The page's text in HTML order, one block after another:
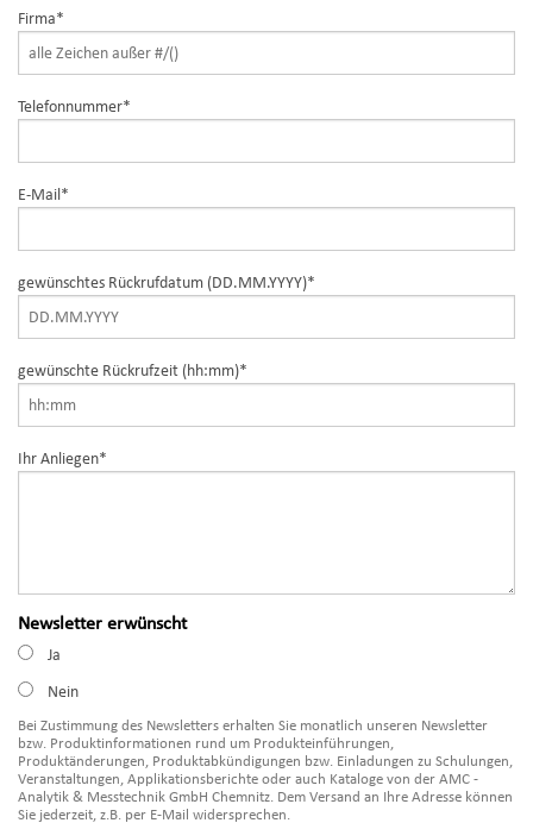
Pflichtfeld
Firma*
Pflichtfeld
Telefonnummer*
Pflichtfeld
E-Mail *
Pflichtfeld
gewünschtes Rückrufdatum (DD.MM.YYYY)*
Pflichtfeld
gewünschte Rückrufzeit (hh:mm)*
Pflichtfeld
Ihr Anliegen*
Newsletter erwünscht
Ja
Nein
Bei Zustimmung des Newsletters erhalten Sie monatlich unseren Newsletter
bzw. Produktinformationen rund um Produkteinführungen,
Produktänderungen, Produktabkündigungen bzw. Einladungen zu Schulungen,
Veranstaltungen, Applikationsberichte oder auch Kataloge von der AMC -
Analytik & Messtechnik GmbH Chemnitz. Dem Versand an Ihre Adresse können
Sie jederzeit, z.B. per E-Mail widersprechen.